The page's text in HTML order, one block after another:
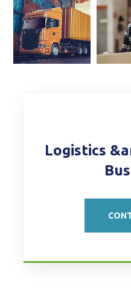
Logistics